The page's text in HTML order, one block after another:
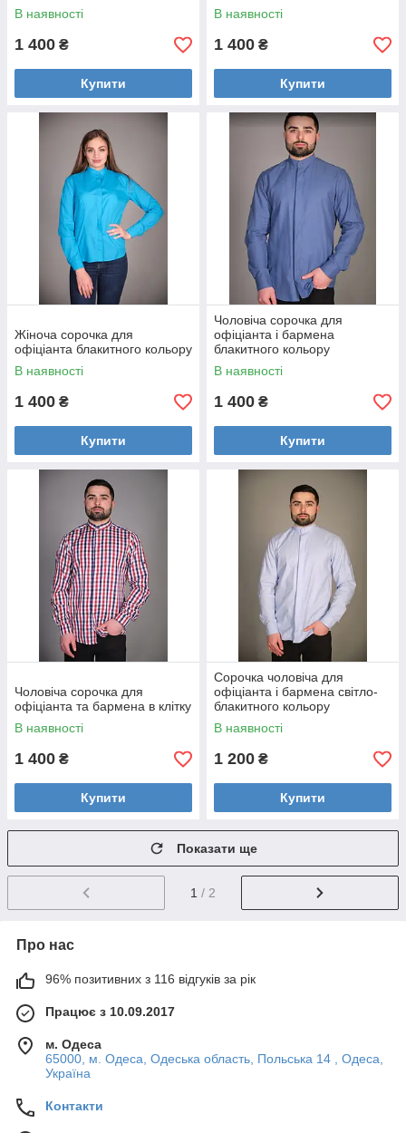
В наявності
1 400 ₴
Купити
В наявності
1 400 ₴
Купити
Жіноча сорочка для
офіціанта блакитного кольору
В наявності
1 400 ₴
Купити
Чоловіча сорочка для
офіціанта і бармена
блакитного кольору
В наявності
1 400 ₴
Купити
Чоловіча сорочка для
офіціанта та бармена в клітку
В наявності
1 400 ₴
Купити
Сорочка чоловіча для
офіціанта і бармена світло-
блакитного кольору
В наявності
1 200 ₴
Купити
Показати ще
1 / 2
Про нас
96% позитивних з 116 відгуків за рік
Працює з 10.09.2017
м. Одеса
65000, м. Одеса, Одеська область, Польська 14 , Одеса,
Україна
Контакти